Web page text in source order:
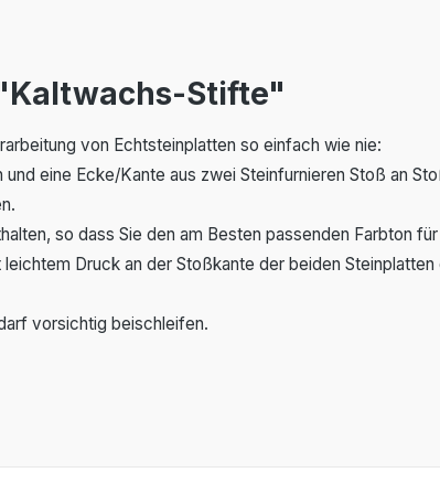
Stifte"
von Echtsteinplatten so einfach wie nie:
eine Ecke/Kante aus zwei Steinfurnieren Stoß an
so dass Sie den am Besten passenden Farbton
Druck an der Stoßkante der beiden
vorsichtig beischleifen.